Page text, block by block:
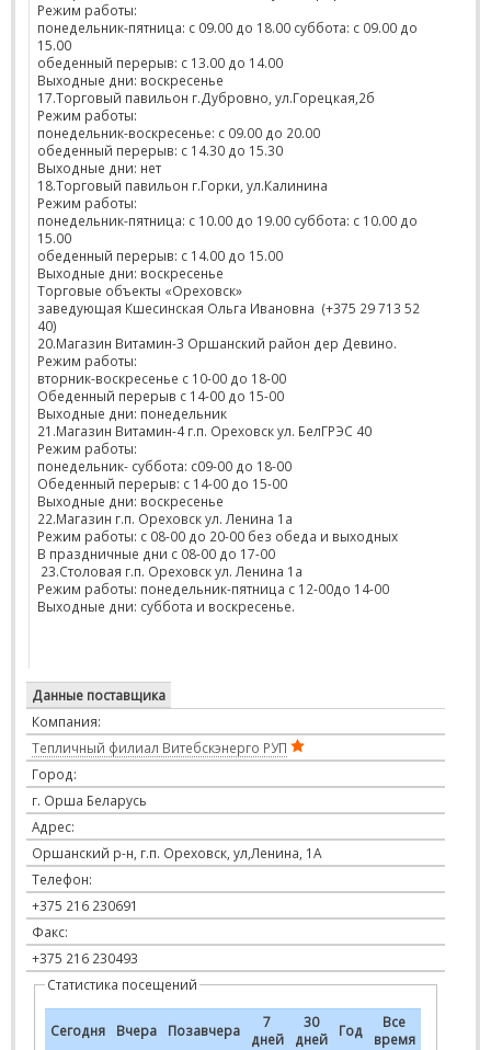
Режим работы:
понедельник-пятница: с 09.00 до 18.00 суббота: с 09.00 до
15.00
обеденный перерыв: с 13.00 до 14.00
Выходные дни: воскресенье
17.Торговый павильон г.Дубровно, ул.Горецкая,2б
Режим работы:
понедельник-воскресенье: с 09.00 до 20.00
обеденный перерыв: с 14.30 до 15.30
Выходные дни: нет
18.Торговый павильон г.Горки, ул.Калинина
Режим работы:
понедельник-пятница: с 10.00 до 19.00 суббота: с 10.00 до
15.00
обеденный перерыв: с 14.00 до 15.00
Выходные дни: воскресенье
Торговые объекты «Ореховск»
заведующая Кшесинская Ольга Ивановна (+375 29 713 52
40)
20.Магазин Витамин-3 Оршанский район дер Девино.
Режим работы:
вторник-воскресенье с 10-00 до 18-00
Обеденный перерыв с 14-00 до 15-00
Выходные дни: понедельник
21.Магазин Витамин-4 г.п. Ореховск ул. БелГРЭС 40
Режим работы:
понедельник- суббота: с09-00 до 18-00
Обеденный перерыв: с 14-00 до 15-00
Выходные дни: воскресенье
22.Магазин г.п. Ореховск ул. Ленина 1а
Режим работы: с 08-00 до 20-00 без обеда и выходных
В праздничные дни с 08-00 до 17-00
23.Столовая г.п. Ореховск ул. Ленина 1а
Режим работы: понедельник-пятница с 12-00до 14-00
Выходные дни: суббота и воскресенье.
Данные поставщика
Компания:
Тепличный филиал Витебскэнерго РУП
Город:
г. Орша Беларусь
Адрес:
Оршанский р-н, г.п. Ореховск, ул,Ленина, 1А
Телефон:
+375 216 230691
Факс:
+375 216 230493
Статистика посещений
Сегодня Вчера Позавчера
7
дней
30
дней
Год
Все
время